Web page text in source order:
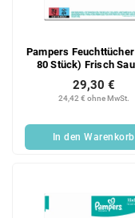
Pampers
80 Stück) Frisch
24,42 € ohne MwSt.
29,30 €
In den Warenkorb